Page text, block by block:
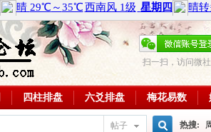
扫一扫，访问微
四柱排盘 六爻排盘 梅花易数
帖子 热搜: